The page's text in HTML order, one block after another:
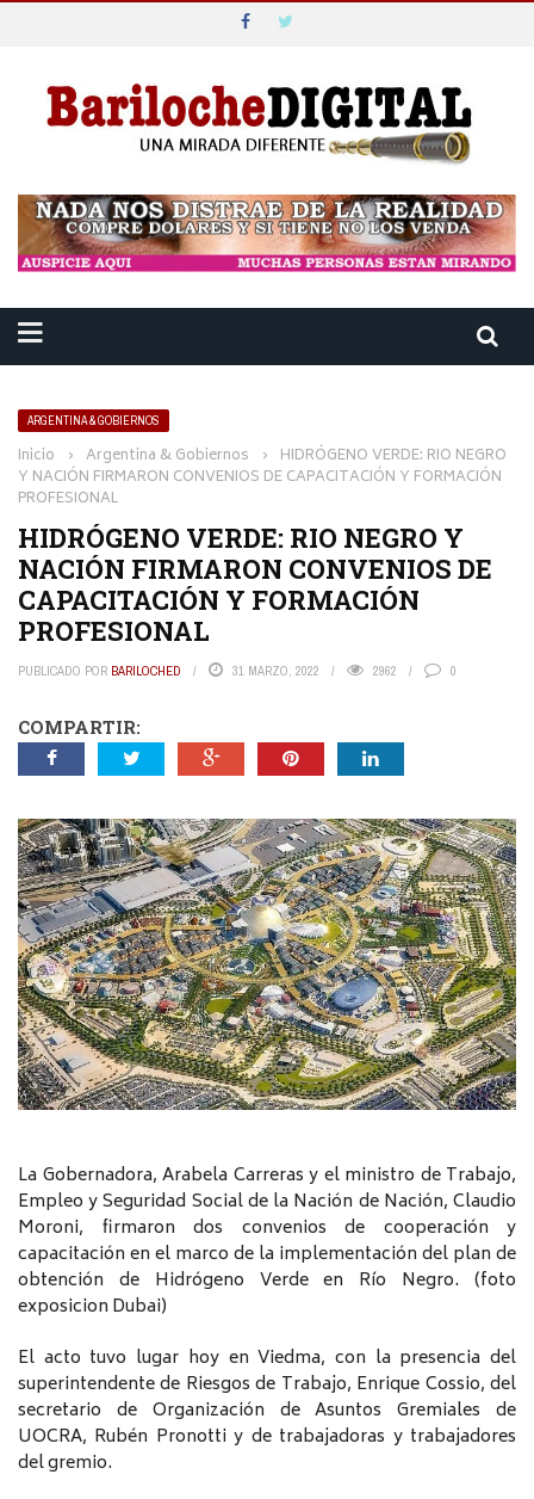
ARGENTINA & GOBIERNOS
Inicio › Argentina & Gobiernos › HIDRÓGENO VERDE: RIO NEGRO
Y NACIÓN FIRMARON CONVENIOS DE CAPACITACIÓN Y FORMACIÓN
PROFESIONAL
HIDRÓGENO VERDE: RIO NEGRO Y
NACIÓN FIRMARON CONVENIOS DE
CAPACITACIÓN Y FORMACIÓN
PROFESIONAL
PUBLICADO POR BARILOCHED 31 MARZO, 2022 2962 0
COMPARTIR:
La Gobernadora, Arabela Carreras y el ministro de Trabajo,
Empleo y Seguridad Social de la Nación de Nación, Claudio
Moroni, firmaron dos convenios de cooperación y
capacitación en el marco de la implementación del plan de
obtención de Hidrógeno Verde en Río Negro. (foto
exposicion Dubai)
El acto tuvo lugar hoy en Viedma, con la presencia del
superintendente de Riesgos de Trabajo, Enrique Cossio, del
secretario de Organización de Asuntos Gremiales de
UOCRA, Rubén Pronotti y de trabajadoras y trabajadores
del gremio.